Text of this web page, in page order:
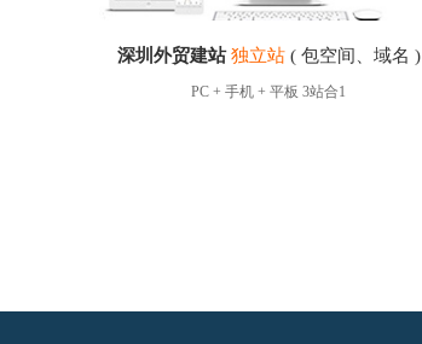
深圳外贸建站 独立站( 包空间、域名 )
PC + 手机 + 平板 3站合1